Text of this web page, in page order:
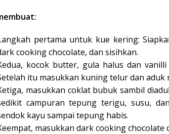
pertama untuk kue kering:
cooking chocolate, dan sisihkan.
kocok butter, gula halus dan
itu masukkan kuning telur dan aduk
masukkan coklat bubuk sambil
campuran tepung terigu, susu,
kayu sampai tepung habis.
masukkan dark cooking chocolate